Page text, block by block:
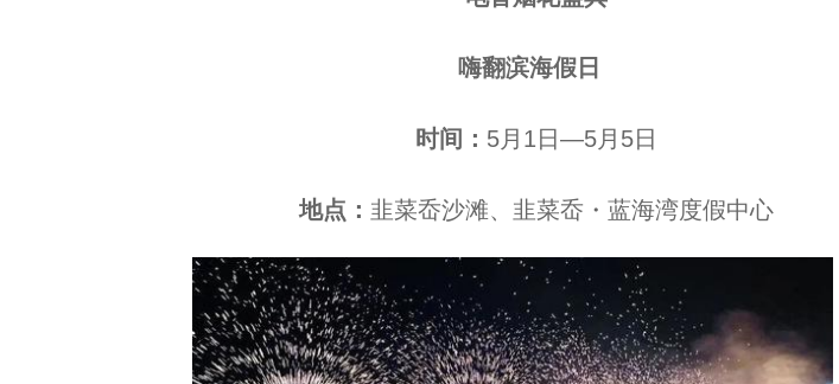
嗨翻滨海假日
时间： 5月1日—5月5日
地点： 韭菜岙沙滩、韭菜岙・蓝海湾度假中心